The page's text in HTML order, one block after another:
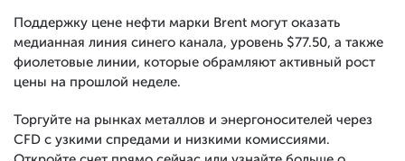
Поддержку цене нефти марки Brent могут оказать
медианная линия синего канала, уровень $77.50, а также
фиолетовые линии, которые обрамляют активный рост
цены на прошлой неделе.
Торгуйте на рынках металлов и энергоносителей через
CFD с узкими спредами и низкими комиссиями.